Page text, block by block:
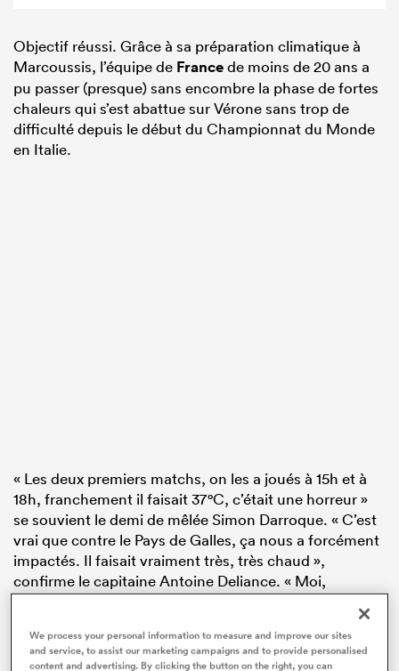
Objectif réussi. Grâce à sa préparation climatique à
Marcoussis, l’équipe de Francede moins de 20 ans a
pu passer (presque) sans encombre la phase de fortes
chaleurs qui s’est abattue sur Vérone sans trop de
difficulté depuis le début du Championnat du Monde
en Italie.
« Les deux premiers matchs, on les a joués à 15h et à
18h, franchement il faisait 37°C, c’était une horreur »
se souvient le demi de mêlée Simon Darroque. « C’est
vrai que contre le Pays de Galles, ça nous a forcément
impactés. Il faisait vraiment très, très chaud »,
confirme le capitaine Antoine Deliance. « Moi,
match très dur. Et ça nous a peut-être un peu freinés
aussi pour vraiment déployer notre jeu au début. »
We process your personal information to measure and improve our sites
and service, to assist our marketing campaigns and to provide personalised
content and advertising. By clicking the button on the right, you can